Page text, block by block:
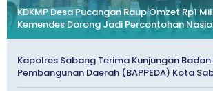
KDKMP Desa Pucangan Raup Omzet Rp1
Kemendes Dorong Jadi Percontohan
Kapolres Sabang Terima Kunjungan
Pembangunan Daerah (BAPPEDA) Kota